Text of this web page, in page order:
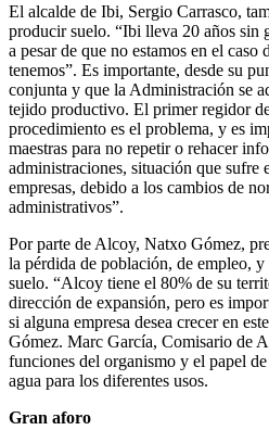
El alcalde de Ibi, Sergio Carrasco,
producir suelo. “Ibi lleva 20 años sin
a pesar de que no estamos en el
tenemos”. Es importante, desde su
conjunta y que la Administración se
tejido productivo. El primer regidor
procedimiento es el problema, y es
maestras para no repetir o rehacer
administraciones, situación que sufre
empresas, debido a los cambios de
administrativos”.
Por parte de Alcoy, Natxo Gómez,
la pérdida de población, de empleo, y
suelo. “Alcoy tiene el 80% de su
dirección de expansión, pero es
si alguna empresa desea crecer en
Gómez. Marc García, Comisario de
funciones del organismo y el papel
agua para los diferentes usos.
Gran aforo